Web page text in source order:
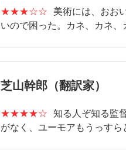
★★★☆☆
美術には、おお
いので困った。カネ、カネ、
芝山幹郎（翻訳家）
★★★★☆
知る人ぞ知る監
がなく、ユーモアもうっすら